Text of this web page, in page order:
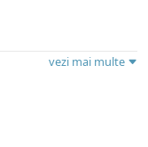
vezi mai multe